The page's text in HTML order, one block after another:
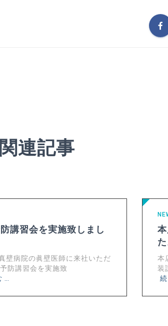
関連記事
講習会を実施致しまし
壁病院の眞壁医師に来社いただ
防講習会を実施致
…
た
本
装